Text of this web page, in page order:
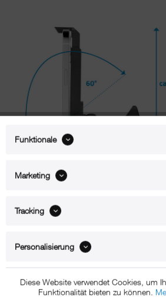
xMount@Air – iPhone 14 Halterung für die
Mit xMount@Air für die Lüftung befestigen
an den Lamellen des Lüftungsschachtes
Funktionale
Marketing
Tracking
Personalisierung
Diese Website verwendet Cookies, um
Funktionalität bieten zu können.